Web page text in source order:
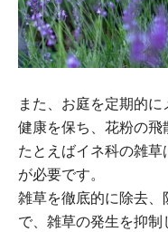
また、お庭を定期的
健康を保ち、花粉の飛
たとえばイネ科の雑
が必要です。
雑草を徹底的に除去
で、雑草の発生を抑